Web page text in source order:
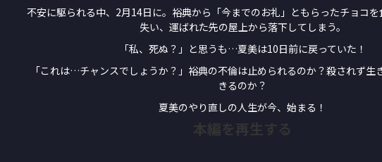
不安に駆られる中、2月14日に。裕典から「今までのお礼」ともらったチョコ
失い、運ばれた先の屋上から落下してしまう。
「私、死ぬ？」と思うも…夏美は10日前に戻っていた！
「これは…チャンスでしょうか？」裕典の不倫は止められるのか？殺されず生
きるのか？
夏美のやり直しの人生が今、始まる！
本編を再生する